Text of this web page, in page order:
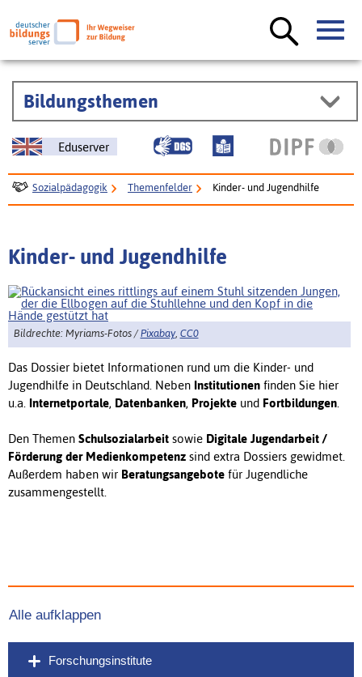
Bildungsthemen
Eduserver
Sozialpädagogik Themenfelder Kinder- und Jugendhilfe
Kinder- und Jugendhilfe
Bildrechte: Myriams-Fotos /Pixabay, CC0
Das Dossier bietet Informationen rund um die Kinder- und
Jugendhilfe in Deutschland. Neben Institutionen finden Sie hier
u.a. Internetportale, Datenbanken, Projekte und Fortbildungen
Den Themen Schulsozialarbeit sowie Digitale Jugendarbeit /
Förderung der Medienkompetenz sind extra Dossiers gewidmet.
Außerdem haben wir Beratungsangebote für Jugendliche
zusammengestellt.
Alle aufklappen
Forschungsinstitute